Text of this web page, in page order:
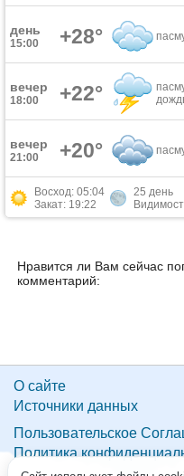
день
15:00 +28°
вечер
18:00 +22°
вечер
21:00 +20°
Восход: 05:04
Закат: 19:22
25 день
Нравится ли Вам сейчас
комментарий:
О сайте
Источники данных
Пользовательское
Политика